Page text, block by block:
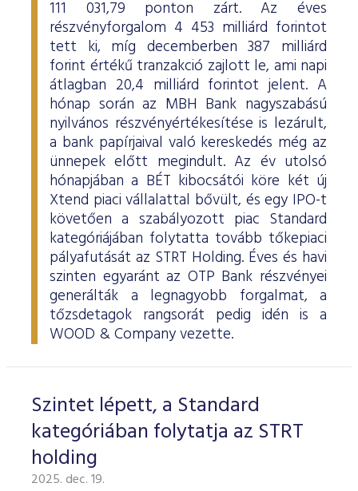
111 031,79 ponton zárt. Az éves
részvényforgalom 4 453 milliárd forintot
tett ki, míg decemberben 387 milliárd
forint értékű tranzakció zajlott le, ami napi
átlagban 20,4 milliárd forintot jelent. A
hónap során az MBH Bank nagyszabású
nyilvános részvényértékesítése is lezárult,
a bank papírjaival való kereskedés még az
ünnepek előtt megindult. Az év utolsó
hónapjában a BÉT kibocsátói köre két új
Xtend piaci vállalattal bővült, és egy IPO-t
követően a szabályozott piac Standard
kategóriájában folytatta tovább tőkepiaci
pályafutását az STRT Holding. Éves és havi
szinten egyaránt az OTP Bank részvényei
generálták a legnagyobb forgalmat, a
tőzsdetagok rangsorát pedig idén is a
WOOD & Company vezette.
Szintet lépett, a Standard
kategóriában folytatja az STRT
holding
2025. dec. 19.